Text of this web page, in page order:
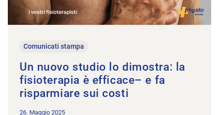
Comunicati stampa
​​Un nuovo studio lo dimostra: la
fisioterapia è efficace– e fa
risparmiare sui costi​
26. Maggio 2025